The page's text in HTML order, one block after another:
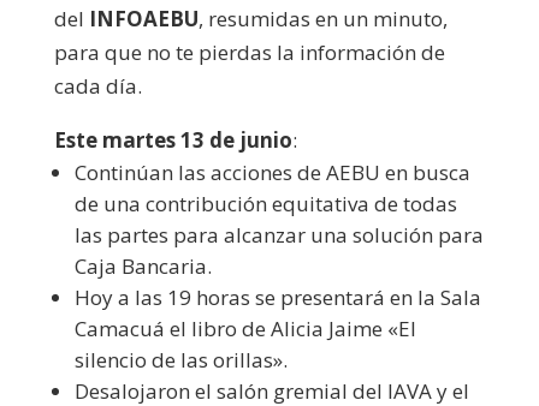
del INFOAEBU, resumidas en un minuto,
para que no te pierdas la información de
cada día.
Este martes 13 de junio:
Continúan las acciones de AEBU en busca
de una contribución equitativa de todas
las partes para alcanzar una solución para
Caja Bancaria.
Hoy a las 19 horas se presentará en la Sala
Camacuá el libro de Alicia Jaime «El
silencio de las orillas».
Desalojaron el salón gremial del IAVA y el